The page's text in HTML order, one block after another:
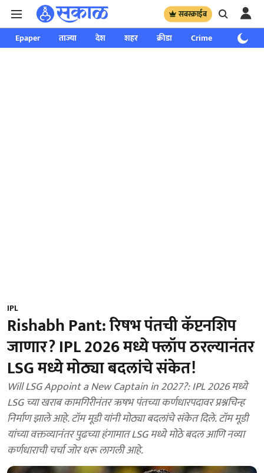
सबस्क्राईब
Epaper ताज्या देश शहर क्रीडा Crime साप्ताहिक
IPL
Rishabh Pant: रिषभ पंतची कॅप्टनशिप
जाणार? IPL 2026 मध्ये फ्लॉप ठरल्यानंतर
LSG मध्ये मोठ्या बदलांचे संकेत!
Will LSG Appoint a New Captain in 2027?: IPL 2026 मध्ये
LSG च्या खराब कामगिरीनंतर ऋषभ पंतच्या कर्णधारपदावर प्रश्नचिन्ह
निर्माण झाले आहे. टॉम मूडी यांनी मोठ्या बदलांचे संकेत दिले. टॉम मूडी
यांच्या वक्तव्यानंतर पुढच्या हंगामात LSG मध्ये मोठे बदल आणि नव्या
कर्णधाराची चर्चा जोर धरू लागली आहे.